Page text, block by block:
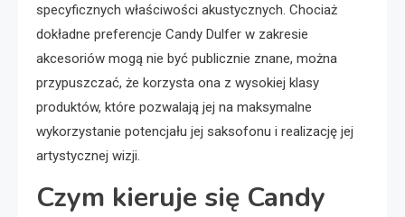
specyficznych właściwości akustycznych. Chociaż
dokładne preferencje Candy Dulfer w zakresie
akcesoriów mogą nie być publicznie znane, można
przypuszczać, że korzysta ona z wysokiej klasy
produktów, które pozwalają jej na maksymalne
wykorzystanie potencjału jej saksofonu i realizację jej
artystycznej wizji.
Czym kieruje się Candy